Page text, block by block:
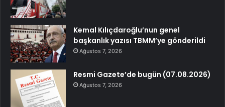
Kemal Kılıçdaroğlu’nun genel
başkanlık yazısı TBMM’ye gönderildi
Ağustos 7, 2026
Resmi Gazete’de bugün (07.08.2026)
Ağustos 7, 2026